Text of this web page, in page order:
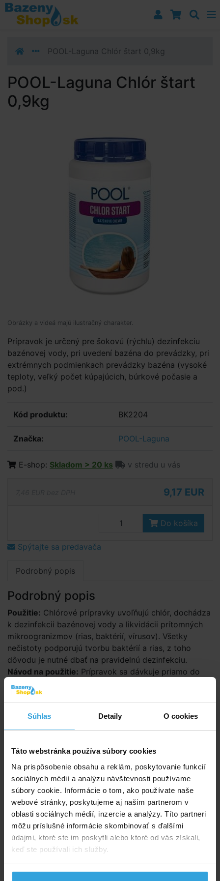
Súhlas Detaily O cookies
Táto webstránka používa súbory cookies
Na prispôsobenie obsahu a reklám, poskytovanie funkcií
sociálnych médií a analýzu návštevnosti používame
súbory cookie. Informácie o tom, ako používate naše
webové stránky, poskytujeme aj našim partnerom v
oblasti sociálnych médií, inzercie a analýzy. Títo partneri
môžu príslušné informácie skombinovať s ďalšími
údajmi, ktoré ste im poskytli alebo ktoré od vás získali,
keď ste používali ich služby.
Prejsť k navigácii
Prejsť na obsah
Prejsť k bočnému stĺpci
POOL-Laguna Chlór štart 0,9kg
POOL-Laguna Chlór štart
0,9kg
Obrázky a videá majú ilustračný charakter.
Prípravok je určený pre šokovú (rýchlu) dezinfekciu
bazénovej vody, pri uvedení bazéna do prevádzky, pri
extrémnych podmienkach prevádzky bazéna (vysoké
teploty, veľký počet kúpajúcich, búrkové počasie a
pod.)
Kód produktu: BK2204
Značka: POOL-Laguna
E-shop: Skladom > 20 ks v stredu u vás
9,17 EUR
Do košíka
Spýtajte sa predavača
Podrobný popis
Podrobný popis
Použitie: Chlórové prípravky uvoľňujú chlór, dochádza
k dezinfekcii bazénovej vody a likvidácii prítomných
mikroogranizmov (rias, baktérií, vírusov). Všetky
nečistoty podporujú tvorbu baktérií a rias, z toho
dôvodu je nutné dbať na pravidelnú dezinfekciu.
Návod na použitie: Prípravok sa dávkuje priamo do
bazéna po rozpustení vo vedre alebo do zberača
(skimmera) pri zapnutom filtračnom zariadení. Pri
lyžica). Pri pravidelnej prevádzke – 6 g/m3 vody
(1 kávová lyžička)
Používajte biocídne prípravky bezpečne. Pred
použitím vždy prečítajte údaje na obale a pripojené
informácie o prípravku!
Parametry
Značka: POOL-Lagúna
Dokumenty na stiahnutie